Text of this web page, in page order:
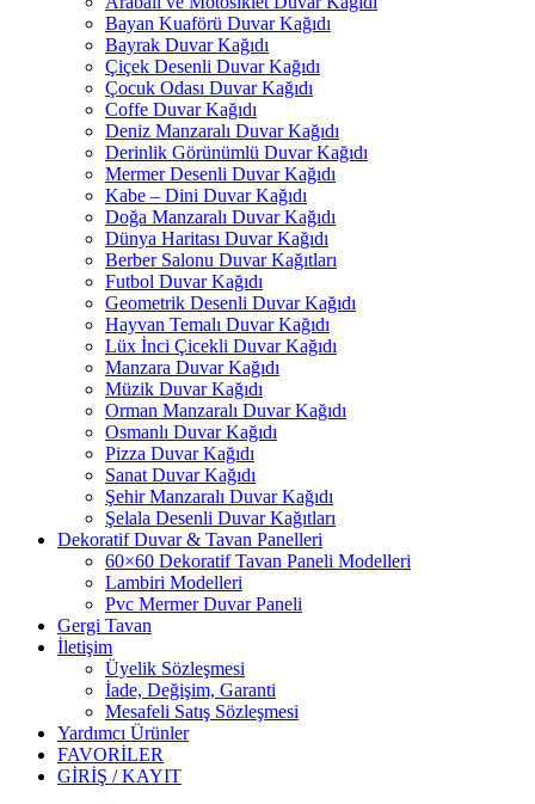
Bayan Kuaförü Duvar Kağıdı
Bayrak Duvar Kağıdı
Çiçek Desenli Duvar Kağıdı
Çocuk Odası Duvar Kağıdı
Coffe Duvar Kağıdı
Deniz Manzaralı Duvar Kağıdı
Derinlik Görünümlü Duvar Kağıdı
Mermer Desenli Duvar Kağıdı
Kabe – Dini Duvar Kağıdı
Doğa Manzaralı Duvar Kağıdı
Dünya Haritası Duvar Kağıdı
Berber Salonu Duvar Kağıtları
Futbol Duvar Kağıdı
Geometrik Desenli Duvar Kağıdı
Hayvan Temalı Duvar Kağıdı
Lüx İnci Çicekli Duvar Kağıdı
Manzara Duvar Kağıdı
Müzik Duvar Kağıdı
Orman Manzaralı Duvar Kağıdı
Osmanlı Duvar Kağıdı
Pizza Duvar Kağıdı
Sanat Duvar Kağıdı
Şehir Manzaralı Duvar Kağıdı
Şelala Desenli Duvar Kağıtları
Dekoratif Duvar & Tavan Panelleri
60×60 Dekoratif Tavan Paneli Modelleri
Lambiri Modelleri
Pvc Mermer Duvar Paneli
Gergi Tavan
İletişim
Üyelik Sözleşmesi
İade, Değişim, Garanti
Mesafeli Satış Sözleşmesi
Yardımcı Ürünler
FAVORİLER
GİRİŞ / KAYIT